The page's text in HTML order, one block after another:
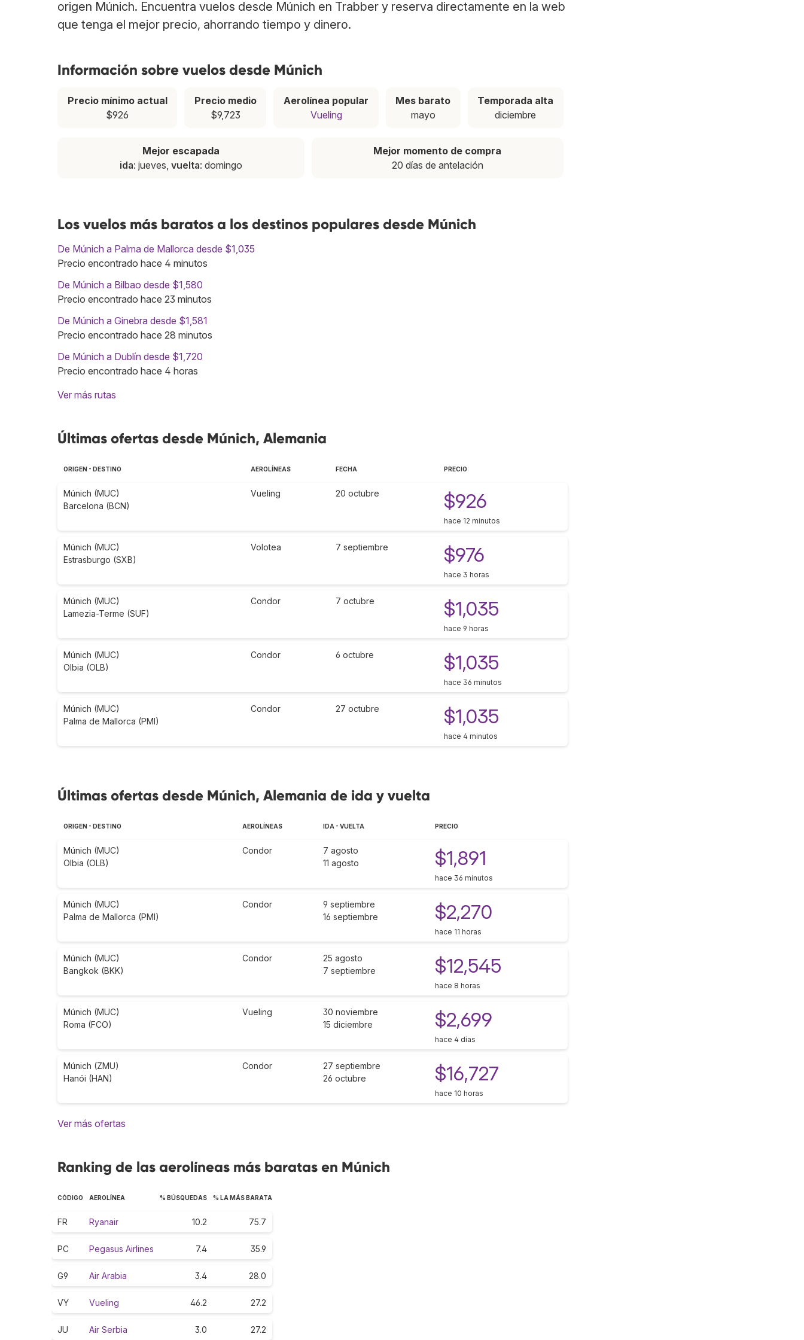
origen Múnich. Encuentra vuelos desde Múnich en Trabber y reserva directamente en la web
que tenga el mejor precio, ahorrando tiempo y dinero.
Información sobre vuelos desde Múnich
Precio mínimo actual
$926
Precio medio
$9,723
Aerolínea popular
Vueling
Mes barato
mayo
Temporada alta
diciembre
Mejor escapada
ida: jueves, vuelta: domingo
Mejor momento de compra
20 días de antelación
Los vuelos más baratos a los destinos populares desde Múnich
De Múnich a Palma de Mallorca desde $1,035
Precio encontrado hace 4 minutos
De Múnich a Bilbao desde $1,580
Precio encontrado hace 23 minutos
De Múnich a Ginebra desde $1,581
Precio encontrado hace 28 minutos
De Múnich a Dublín desde $1,720
Precio encontrado hace 4 horas
Ver más rutas
Últimas ofertas desde Múnich, Alemania
ORIGEN - DESTINO AEROLÍNEAS FECHA PRECIO
Múnich (MUC)
Barcelona (BCN)
Vueling 20 octubre $926
hace 12 minutos
Múnich (MUC)
Estrasburgo (SXB)
Volotea 7 septiembre $976
hace 3 horas
Múnich (MUC)
Lamezia-Terme (SUF)
Condor 7 octubre $1,035
hace 9 horas
Múnich (MUC)
Olbia (OLB)
Condor 6 octubre $1,035
hace 36 minutos
Múnich (MUC)
Palma de Mallorca (PMI)
Condor 27 octubre $1,035
hace 4 minutos
Últimas ofertas desde Múnich, Alemania de ida y vuelta
ORIGEN - DESTINO AEROLÍNEAS IDA - VUELTA PRECIO
Múnich (MUC)
Olbia (OLB)
Condor
7 agosto
11 agosto
$1,891
hace 36 minutos
Múnich (MUC)
Palma de Mallorca (PMI)
Condor
9 septiembre
16 septiembre
$2,270
hace 11 horas
Múnich (MUC)
Bangkok (BKK)
Condor
25 agosto
7 septiembre
$12,545
hace 8 horas
Múnich (MUC)
Roma (FCO)
Vueling
30 noviembre
15 diciembre
$2,699
hace 4 días
Múnich (ZMU)
Hanói (HAN)
Condor
27 septiembre
26 octubre
$16,727
hace 10 horas
Ver más ofertas
Ranking de las aerolíneas más baratas en Múnich
CÓDIGO AEROLÍNEA % BÚSQUEDAS % LA MÁS BARATA
FR Ryanair 10.2 75.7
PC Pegasus Airlines 7.4 35.9
G9 Air Arabia 3.4 28.0
VY Vueling 46.2 27.2
JU Air Serbia 3.0 27.2